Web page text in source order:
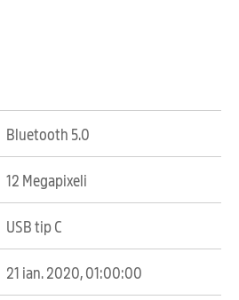
Bluetooth 5.0
12 Megapixeli
USB tip C
21 ian. 2020, 01:00:00